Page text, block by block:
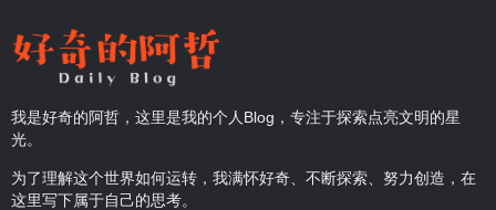
我是好奇的阿哲，这里是我的个人Blog，专注于探索点亮文明的星
光。
为了理解这个世界如何运转，我满怀好奇、不断探索、努力创造，在
这里写下属于自己的思考。